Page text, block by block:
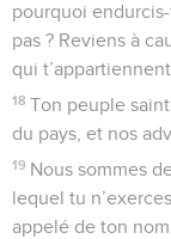
pourquoi
pas ? Reviens à
qui
18 Ton peuple
du pays, et nos
19 Nous sommes
lequel tu
appelé de ton